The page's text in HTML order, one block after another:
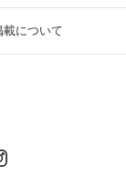
載について